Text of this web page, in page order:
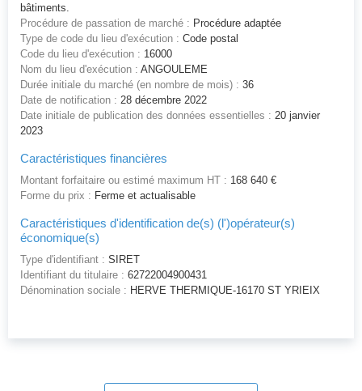
bâtiments.
Procédure de passation de marché : Procédure adaptée
Type de code du lieu d'exécution : Code postal
Code du lieu d'exécution : 16000
Nom du lieu d'exécution : ANGOULEME
Durée initiale du marché (en nombre de mois) : 36
Date de notification : 28 décembre 2022
Date initiale de publication des données essentielles : 20 janvier
2023
Caractéristiques financières
Montant forfaitaire ou estimé maximum HT : 168 640 €
Forme du prix : Ferme et actualisable
Caractéristiques d'identification de(s) (l')opérateur(s)
économique(s)
Type d'identifiant : SIRET
Identifiant du titulaire : 62722004900431
Dénomination sociale : HERVE THERMIQUE-16170 ST YRIEIX